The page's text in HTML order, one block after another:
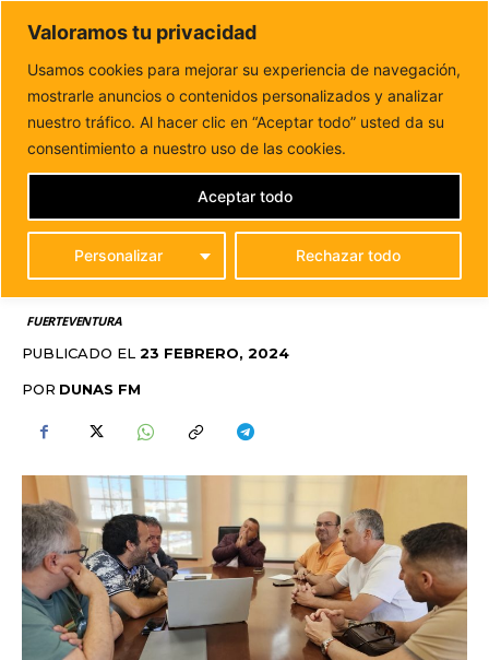
Valoramos tu privacidad
Usamos cookies para mejorar su experiencia de navegación,
mostrarle anuncios o contenidos personalizados y analizar
nuestro tráfico. Al hacer clic en “Aceptar todo” usted da su
consentimiento a nuestro uso de las cookies.
Personalizar Rechazar todo
Aceptar todo
DUNAS FM
Tu informacion de forma cercana
Inicio FUERTEVENTURA
Antigua dispone del Taxi Call
Center más puntero en sistema de comunicaciones
ANTIGUA DISPONE DEL
TAXI CALL CENTER MÁS
PUNTERO EN SISTEMA
DE COMUNICACIONES
FUERTEVENTURA
PUBLICADO EL 23 FEBRERO, 2024
POR DUNAS FM